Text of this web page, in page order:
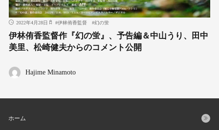
2022年4月28日 #伊林侑香監督 #幻の蛍
伊林侑香監督作『幻の蛍』、予告編＆中山うり、田中
美里、松崎健夫からのコメント公開
Hajime Minamoto
ホーム